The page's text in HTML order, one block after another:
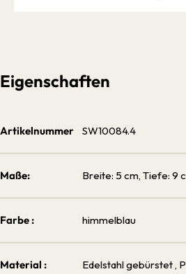
Eigenschaften
Artikelnummer SW10084.4
Maße: Breite: 5 cm, Tiefe: 9
Farbe : himmelblau
Material : Edelstahl gebürstet ,